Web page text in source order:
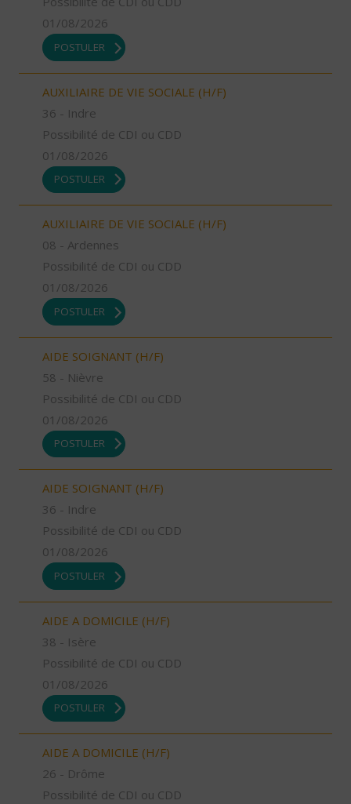
01/08/2026
POSTULER
AUXILIAIRE DE VIE SOCIALE (H/F)
36 - Indre
Possibilité de CDI ou CDD
01/08/2026
POSTULER
AUXILIAIRE DE VIE SOCIALE (H/F)
08 - Ardennes
Possibilité de CDI ou CDD
01/08/2026
POSTULER
AIDE SOIGNANT (H/F)
58 - Nièvre
Possibilité de CDI ou CDD
01/08/2026
POSTULER
AIDE SOIGNANT (H/F)
36 - Indre
Possibilité de CDI ou CDD
01/08/2026
POSTULER
AIDE A DOMICILE (H/F)
38 - Isère
Possibilité de CDI ou CDD
01/08/2026
POSTULER
AIDE A DOMICILE (H/F)
26 - Drôme
Possibilité de CDI ou CDD